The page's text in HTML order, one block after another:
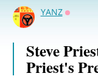
YANZ
Steve
Priest's